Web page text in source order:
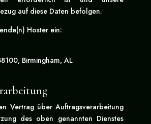
auf diese Daten befolgen.
Hoster ein:
Birmingham, AL
Vertrag über Auftragsverarbeitung
des oben genannten Dienstes